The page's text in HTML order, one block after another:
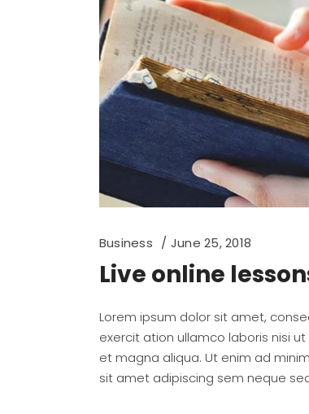
Business June 25, 2018
Live online
Lorem ipsum dolor sit amet,
exercit ation ullamco laboris nisi
et magna aliqua. Ut enim ad
sit amet adipiscing sem neque